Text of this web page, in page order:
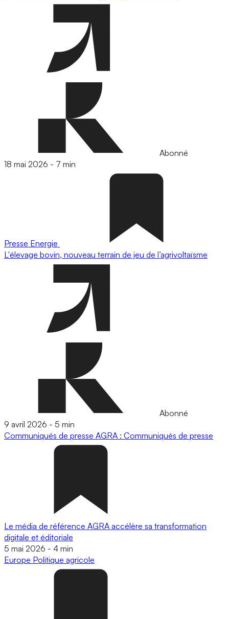
Abonné
18 mai 2026 - 7 min
Presse Energie
L'élevage bovin, nouveau terrain de jeu de l’agrivoltaïsme
Abonné
9 avril 2026 - 5 min
Communiqués de presse AGRA : Communiqués de presse
Le média de référence AGRA accélère sa transformation
digitale et éditoriale
5 mai 2026 - 4 min
Europe Politique agricole